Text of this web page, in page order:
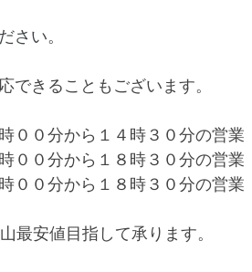
さい。
きることもございます。
００分から１４時３０分の営業
００分から１８時３０分の営業
００分から１８時３０分の営業
最安値目指して承ります。